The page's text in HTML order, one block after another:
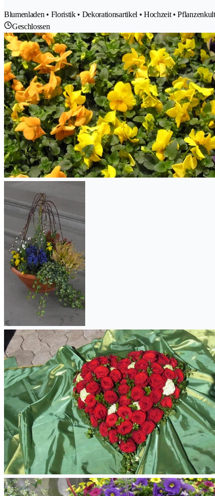
Blumenladen • Floristik • Dekorationsartikel • Hochzeit •
Geschlossen